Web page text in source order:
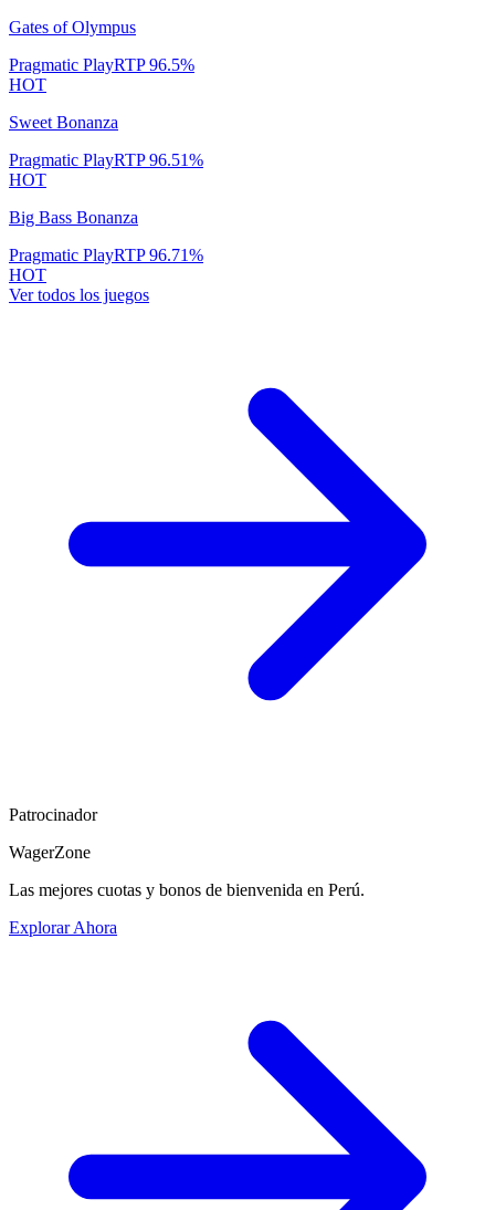
Gates of Olympus
Pragmatic PlayRTP96.5%
HOT
Sweet Bonanza
Pragmatic PlayRTP96.51%
HOT
Big Bass Bonanza
Pragmatic PlayRTP96.71%
HOT
Ver todos los juegos
Patrocinador
WagerZone
Las mejores cuotas y bonos de bienvenida en Perú.
Explorar Ahora